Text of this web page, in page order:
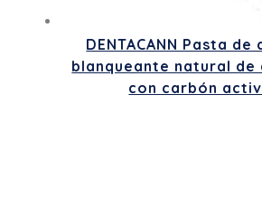
DENTACANN Pasta de
blanqueante natural de
con carbón